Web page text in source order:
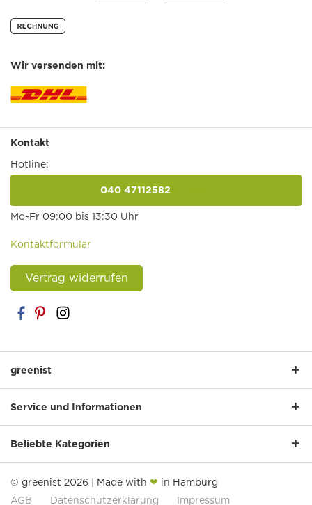
Wir versenden mit:
Kontakt
Hotline:
040 47112582
Mo-Fr 09:00 bis 13:30 Uhr
Kontaktformular
Vertrag widerrufen
greenist
Service und Informationen
Beliebte Kategorien
© greenist 2026 | Made with ❤ in Hamburg
AGB
Datenschutzerklärung Impressum